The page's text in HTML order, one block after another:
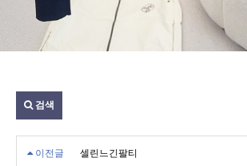
검색
이전글 셀린느긴팔티